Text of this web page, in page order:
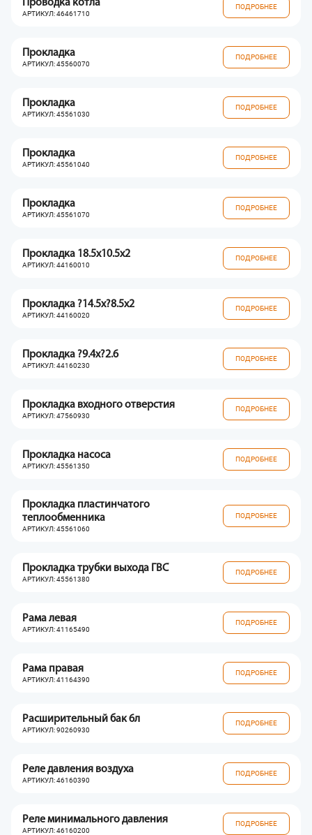
Проводка котла
АРТИКУЛ: 46461710
ПОДРОБНЕЕ
Прокладка
АРТИКУЛ: 45560070
ПОДРОБНЕЕ
Прокладка
АРТИКУЛ: 45561030
ПОДРОБНЕЕ
Прокладка
АРТИКУЛ: 45561040
ПОДРОБНЕЕ
Прокладка
АРТИКУЛ: 45561070
ПОДРОБНЕЕ
Прокладка 18.5x10.5x2
АРТИКУЛ: 44160010
ПОДРОБНЕЕ
Прокладка ?14.5x?8.5x2
АРТИКУЛ: 44160020
ПОДРОБНЕЕ
Прокладка ?9.4x?2.6
АРТИКУЛ: 44160230
ПОДРОБНЕЕ
Прокладка входного отверстия
АРТИКУЛ: 47560930
ПОДРОБНЕЕ
Прокладка насоса
АРТИКУЛ: 45561350
ПОДРОБНЕЕ
Прокладка пластинчатого
теплообменника
АРТИКУЛ: 45561060
ПОДРОБНЕЕ
Прокладка трубки выхода ГВС
АРТИКУЛ: 45561380
ПОДРОБНЕЕ
Рама левая
АРТИКУЛ: 41165490
ПОДРОБНЕЕ
Рама правая
АРТИКУЛ: 41164390
ПОДРОБНЕЕ
Расширительный бак 6л
АРТИКУЛ: 90260930
ПОДРОБНЕЕ
Реле давления воздуха
АРТИКУЛ: 46160390
ПОДРОБНЕЕ
Реле минимального давления
АРТИКУЛ: 46160200
ПОДРОБНЕЕ